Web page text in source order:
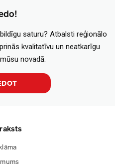
saturu? Atbalsti reģionālo
kvalitatīvu un neatkarīgu
novadā.